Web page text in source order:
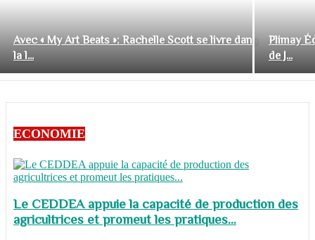
Avec « My Art Beats »: Rachelle Scott se livre dans
la l...
Plimay
de J...
ECONOMIE
Le CEDDEA appuie la capacité de production des
agricultrices et promeut les pratiques...